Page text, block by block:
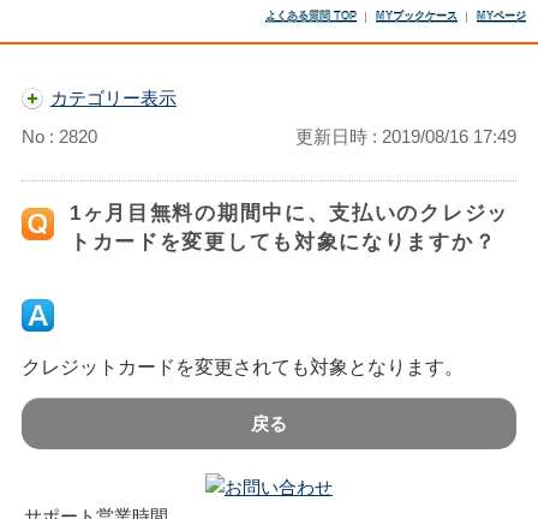
よくある質問 TOP MYブックケース MYページ
カテゴリー表示
No : 2820
更新日時 : 2019/08/16 17:49
1ヶ月目無料の期間中に、支払いのクレジッ
トカードを変更しても対象になりますか？
クレジットカードを変更されても対象となります。
戻る